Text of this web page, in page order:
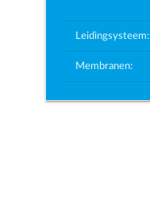
Leidingsysteem:
Membranen: